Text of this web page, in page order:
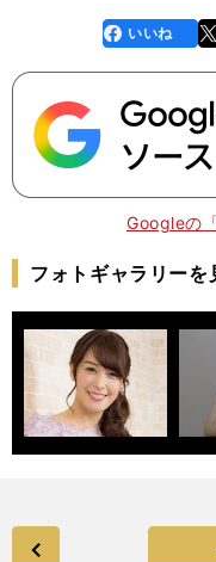
faceboo
k
いいね
Googleの
フォトギャラリーを